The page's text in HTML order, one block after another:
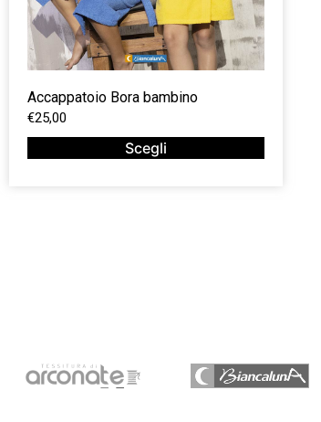
Accappatoio Bora bambino
€25,00
Scegli